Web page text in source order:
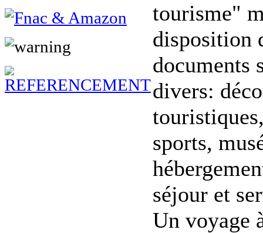
tourisme"
disposition
documents
divers:
sports,
séjour et
Un voyage